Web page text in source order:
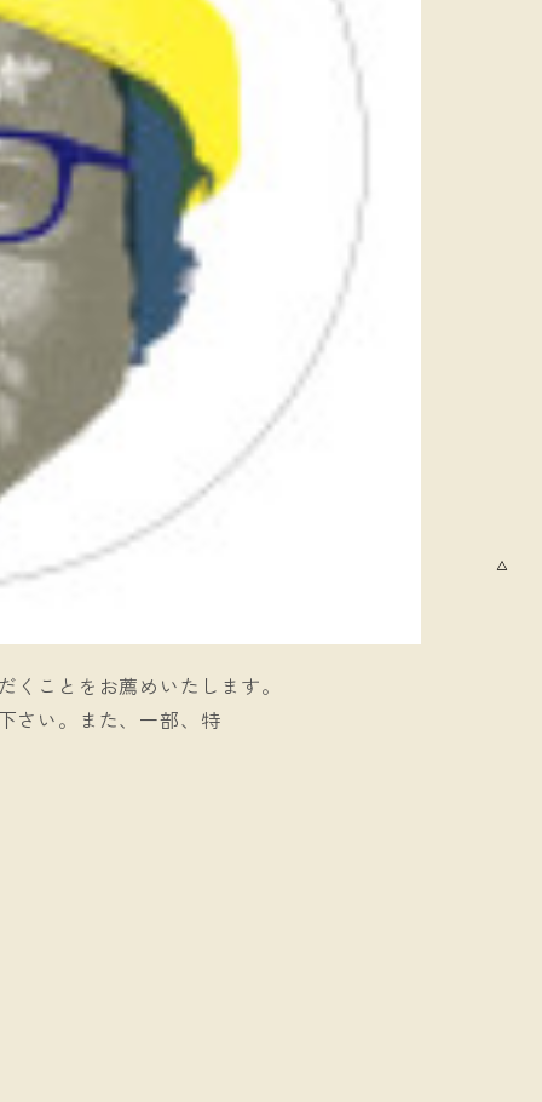
ことをお薦めいたします。
さい。また、一部、特